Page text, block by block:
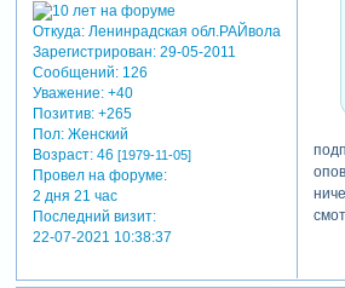
Откуда:Ленинрадская обл.РАЙвола
Зарегистрирован: 29-05-2011
Сообщений:126
Уважение: +40
Позитив: +265
Пол:Женский
Возраст:46 [1979-11-05]
Провел на форуме:
2 дня 21 час
Последний визит:
22-07-2021 10:38:37